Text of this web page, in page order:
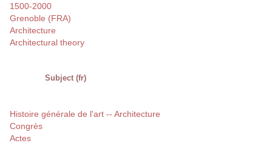
1500-2000
Grenoble (FRA)
Architecture
Architectural theory
Subject (fr)
Histoire générale de l'art -- Architecture
Congrès
Actes